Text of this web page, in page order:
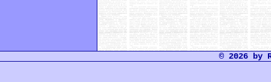
© 2026 by